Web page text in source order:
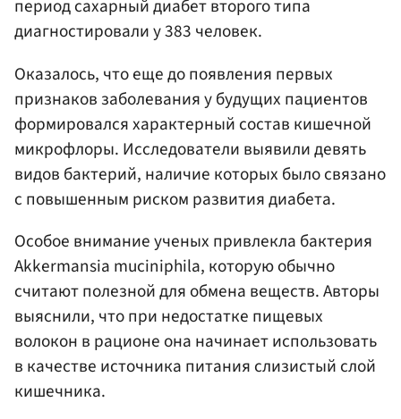
период сахарный диабет второго типа
диагностировали у 383 человек.
Оказалось, что еще до появления первых
признаков заболевания у будущих пациентов
формировался характерный состав кишечной
микрофлоры. Исследователи выявили девять
видов бактерий, наличие которых было связано
с повышенным риском развития диабета.
Особое внимание ученых привлекла бактерия
Akkermansia muciniphila, которую обычно
считают полезной для обмена веществ. Авторы
выяснили, что при недостатке пищевых
волокон в рационе она начинает использовать
в качестве источника питания слизистый слой
кишечника.